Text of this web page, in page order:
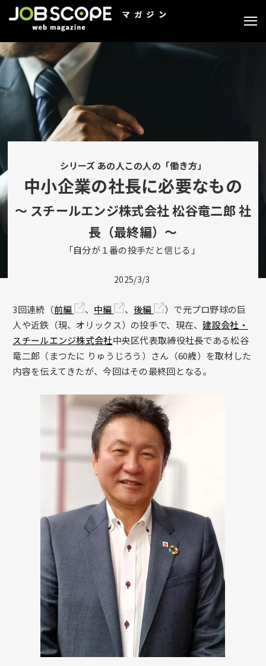
シリーズ あの人この人の「働き方」
中小企業の社長に必要なもの
～ スチールエンジ株式会社 松谷竜二郎 社
長（最終編）～
「自分が１番の投手だと信じる」
2025/3/3
3回連続（前編 、 中編 、後編
）で元プロ野球の巨
人や近鉄（現、オリックス）の投手で、現在、建設会社・
スチールエンジ株式会社中央区代表取締役社長である松谷
竜二郎（まつたに りゅうじろう）さん（60歳）を取材した
内容を伝えてきたが、今回はその最終回となる。